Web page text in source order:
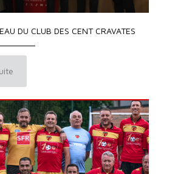
DU CLUB DES CENT CRAVATES